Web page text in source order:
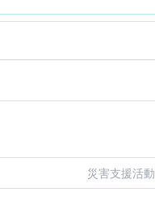
災害支援活動